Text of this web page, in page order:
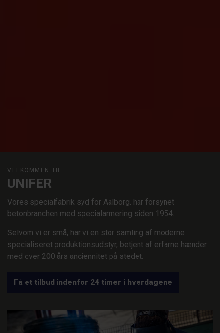
VELKOMMEN TIL
UNIFER
Vores specialfabrik syd for Aalborg, har forsynet
betonbranchen med specialarmering siden 1954.
Selvom vi er små, har vi en stor samling af moderne
specialiseret produktionsudstyr, betjent af erfarne hænder
med over 200 års anciennitet på stedet.
Få et tilbud indenfor 24 timer i hverdagene